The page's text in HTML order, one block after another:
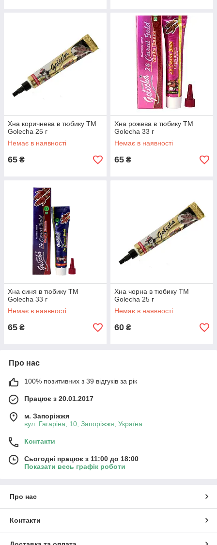
Хна коричнева в тюбику TM
Golecha 25 г
Немає в наявності
65 ₴
Хна рожева в тюбику TM
Golecha 33 г
Немає в наявності
65 ₴
Хна синя в тюбику TM
Golecha 33 г
Немає в наявності
65 ₴
Хна чорна в тюбику TM
Golecha 25 г
Немає в наявності
60 ₴
Про нас
100% позитивних з 39 відгуків за рік
Працює з 20.01.2017
м. Запоріжжя
вул. Гагаріна, 10, Запоріжжя, Україна
Контакти
Сьогодні працює з 11:00 до 18:00
Показати весь графік роботи
Про нас
Контакти